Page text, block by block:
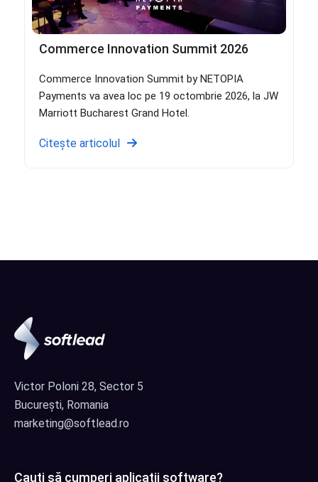
Commerce Innovation Summit 2026
Commerce Innovation Summit by NETOPIA
Payments va avea loc pe 19 octombrie 2026, la JW
Marriott Bucharest Grand Hotel.
Citește articolul
Victor Poloni 28, Sector 5
București, Romania
marketing@softlead.ro
Cauți să cumperi aplicații software?